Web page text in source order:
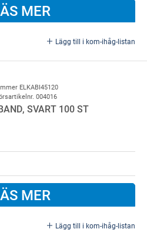
MER
Lägg till i kom-ihåg-listan
ELKABI45120
004016
SVART 100 ST
MER
Lägg till i kom-ihåg-listan